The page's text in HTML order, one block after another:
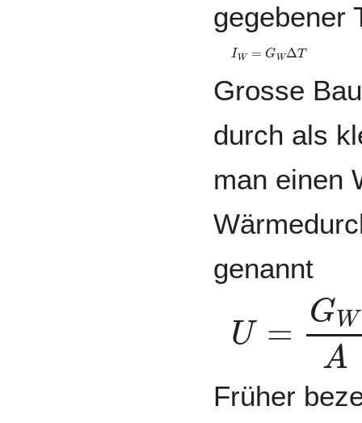
gegebener
IW W T
Grosse
durch als
man einen
genannt
U= WA
Früher